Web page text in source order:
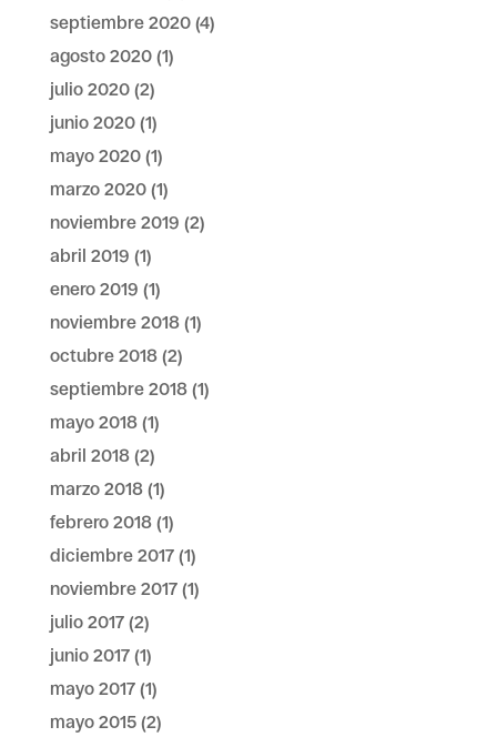
septiembre 2020(4)
agosto 2020(1)
julio 2020(2)
junio 2020(1)
mayo 2020(1)
marzo 2020(1)
noviembre 2019 (2)
abril 2019 (1)
enero 2019 (1)
noviembre 2018(1)
octubre 2018(2)
septiembre 2018(1)
mayo 2018(1)
abril 2018(2)
marzo 2018(1)
febrero 2018(1)
diciembre 2017(1)
noviembre 2017(1)
julio 2017(2)
junio 2017(1)
mayo 2017(1)
mayo 2015(2)